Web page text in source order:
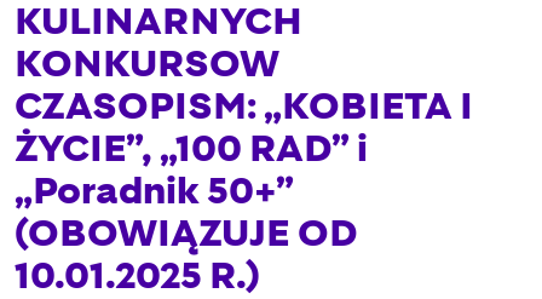
KULINARNYCH
KONKURSOW
CZASOPISM: „KOBIETA I
ŻYCIE”, „100 RAD” i
„Poradnik 50+”
(OBOWIĄZUJE OD
10.01.2025 R.)